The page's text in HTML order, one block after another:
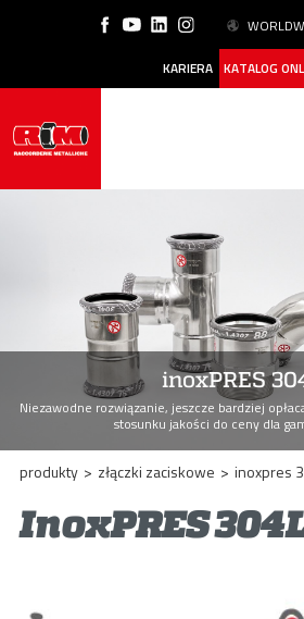
KARIERA KATALOG
PRODUKTY
BIM
inoxPRES
Niezawodne rozwiązanie, jeszcze bardziej
stosunku jakości do ceny dla
produkty > złączki zaciskowe > inoxpres
InoxPRES